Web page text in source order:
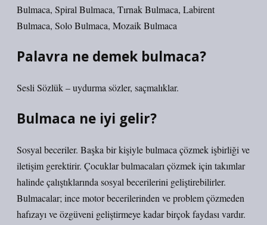
Bulmaca, Spiral Bulmaca, Tırnak Bulmaca, Labirent
Bulmaca, Solo Bulmaca, Mozaik Bulmaca
Palavra ne demek bulmaca?
Sesli Sözlük – uydurma sözler, saçmalıklar.
Bulmaca ne iyi gelir?
Sosyal beceriler. Başka bir kişiyle bulmaca çözmek işbirliği ve
iletişim gerektirir. Çocuklar bulmacaları çözmek için takımlar
halinde çalıştıklarında sosyal becerilerini geliştirebilirler.
Bulmacalar; ince motor becerilerinden ve problem çözmeden
hafızayı ve özgüveni geliştirmeye kadar birçok faydası vardır.